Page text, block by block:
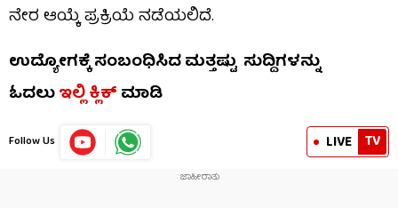
ನೇರ ಆಯ್ಕೆ ಪ್ರಕ್ರಿಯೆ ನಡೆಯಲಿದೆ.
ಉದ್ಯೋಗಕ್ಕೆ ಸಂಬಂಧಿಸಿದ ಮತ್ತಷ್ಟು ಸುದ್ದಿಗಳನ್ನು
ಓದಲುಇಲ್ಲಿ ಕ್ಲಿಕ್ಮಾಡಿ
Follow Us LIVE TV